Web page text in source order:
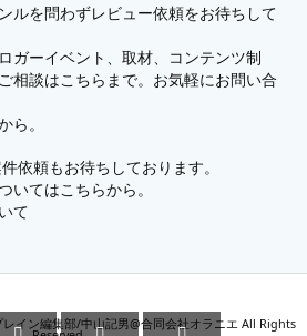
ルを問わずレビュー依頼をお待ちして
ガーイベント、取材、コンテンツ制
相談はこちらまで。お気軽にお問い合
ら。
依頼もお待ちしております。
いてはこちらから。
て
レイン編集部/中山記男@合同会社オラニエ All Rights
  